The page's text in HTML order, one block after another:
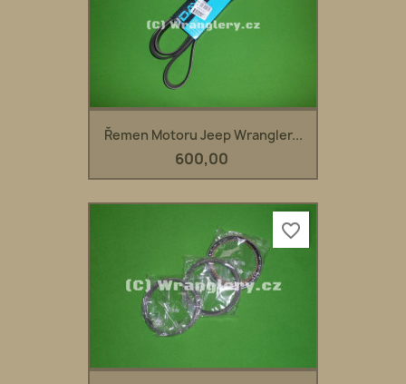
Řemen Motoru Jeep Wrangler...
600,00
favorite_border